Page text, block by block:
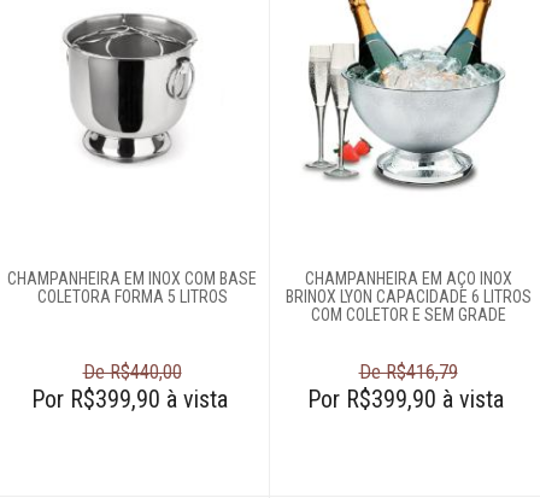
taças
Pegadores de
gelo
Porta-copos
Saca-rolhas
Complementos
para mesa
Copos e taças
CHAMPANHEIRA EM INOX COM BASE
COLETORA FORMA 5 LITROS
De R$440,00
Por R$399,90 à vista
CHAMPANHEIRA EM AÇO INOX
BRINOX LYON CAPACIDADE 6 LITROS
COM COLETOR E SEM GRADE
De R$416,79
Por R$399,90 à vista